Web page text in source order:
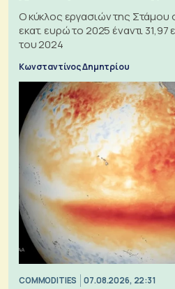
Ο κύκλος εργασιών της
εκατ. ευρώ το 2025 έναντι
του 2024
Κωνσταντίνος Δημητρίου
COMMODITIES 07.08.2026, 22:31